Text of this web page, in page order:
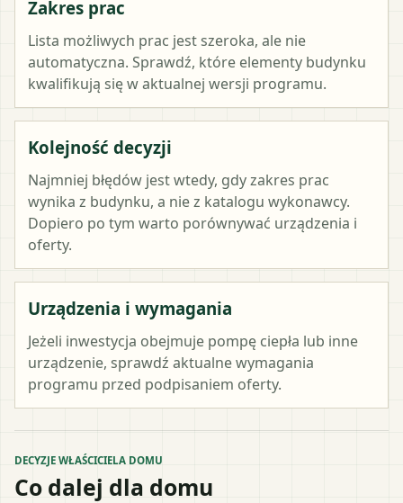
Zakres prac
Lista możliwych prac jest szeroka, ale nie
automatyczna. Sprawdź, które elementy budynku
kwalifikują się w aktualnej wersji programu.
Kolejność decyzji
Najmniej błędów jest wtedy, gdy zakres prac
wynika z budynku, a nie z katalogu wykonawcy.
Dopiero po tym warto porównywać urządzenia i
oferty.
Urządzenia i wymagania
Jeżeli inwestycja obejmuje pompę ciepła lub inne
urządzenie, sprawdź aktualne wymagania
programu przed podpisaniem oferty.
DECYZJE WŁAŚCICIELA DOMU
Co dalej dla domu